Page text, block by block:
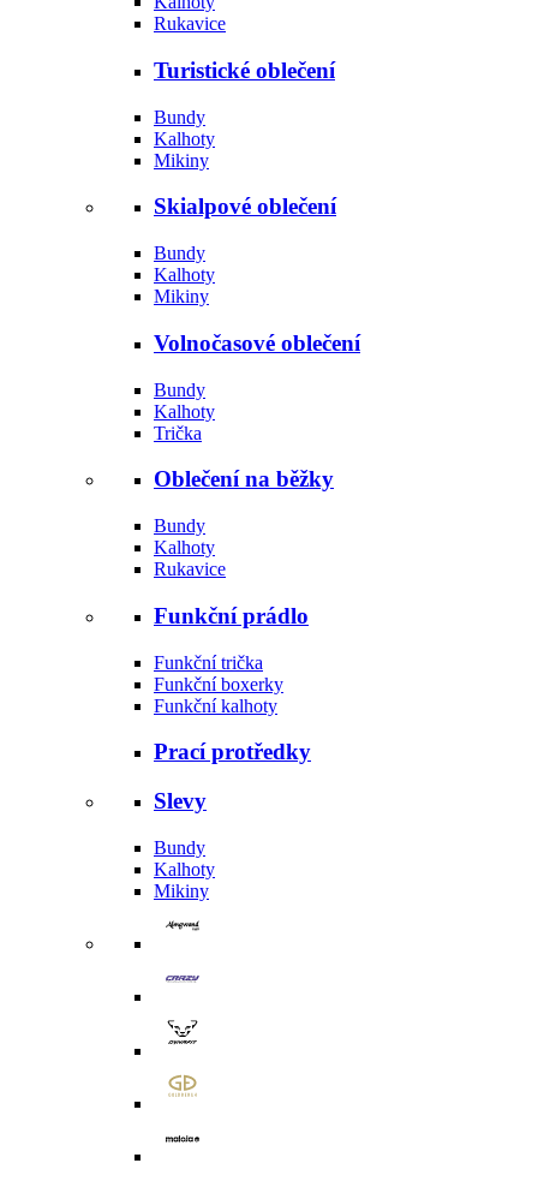
Rukavice
Turistické oblečení
Bundy
Kalhoty
Mikiny
Skialpové oblečení
Bundy
Kalhoty
Mikiny
Volnočasové oblečení
Bundy
Kalhoty
Trička
Oblečení na běžky
Bundy
Kalhoty
Rukavice
Funkční prádlo
Funkční trička
Funkční boxerky
Funkční kalhoty
Prací protředky
Slevy
Bundy
Kalhoty
Mikiny